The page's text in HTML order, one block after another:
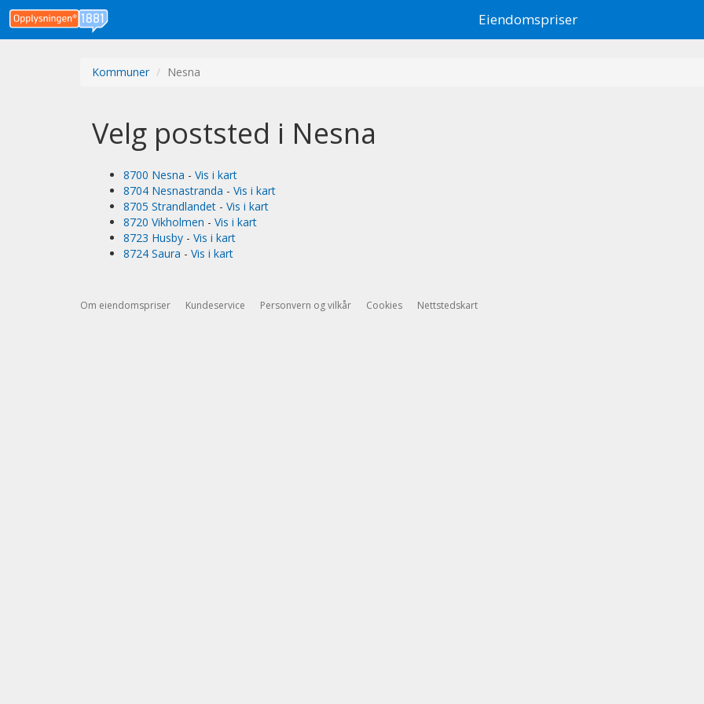
Eiendomspriser
Kommuner Nesna
Velg poststed i Nesna
8700 Nesna - Vis i kart
8704 Nesnastranda - Vis i kart
8705 Strandlandet - Vis i kart
8720 Vikholmen - Vis i kart
8723 Husby - Vis i kart
8724 Saura - Vis i kart
Om eiendomspriser Kundeservice Personvern og vilkår Cookies Nettstedskart